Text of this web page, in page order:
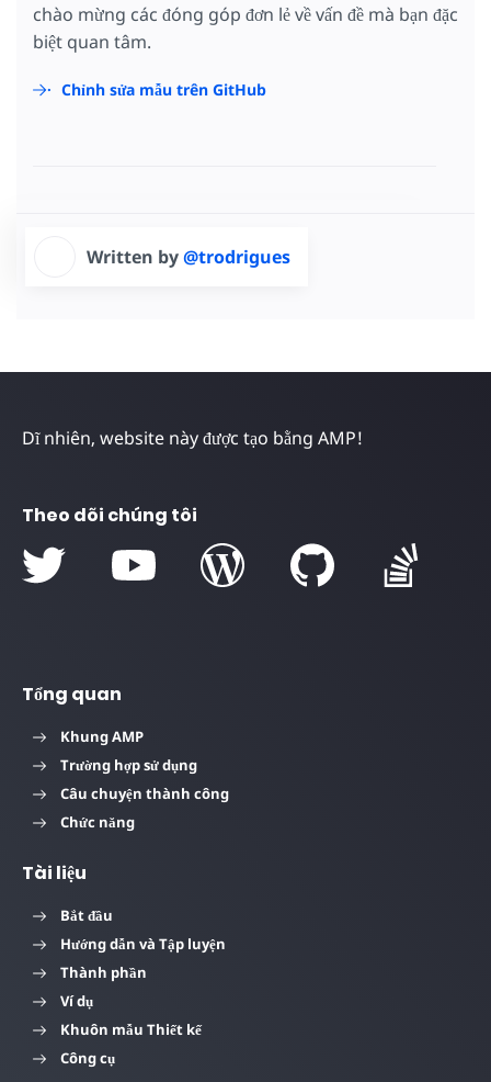
chào mừng các đóng góp đơn lẻ về vấn đề mà bạn đặc
biệt quan tâm.
Chỉnh sửa mẫu trên GitHub
Written by@trodrigues
Dĩ nhiên, website này được tạo bằng AMP!
Theo dõi chúng tôi
Tổng quan
Khung AMP
Trường hợp sử dụng
Câu chuyện thành công
Chức năng
Tài liệu
Bắt đầu
Hướng dẫn và Tập luyện
Thành phần
Ví dụ
Khuôn mẫu Thiết kế
Công cụ